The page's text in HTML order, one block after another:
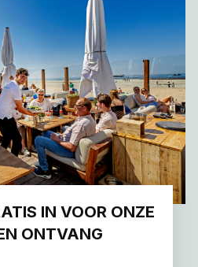
IN VOOR ONZE
ONTVANG